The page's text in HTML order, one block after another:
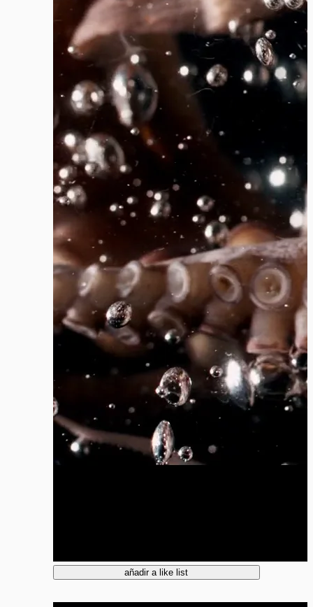
añadir a like list